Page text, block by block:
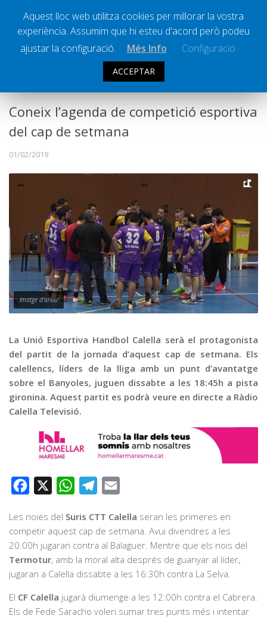
Successos
Transmissions Esportives
Pòdcasts
Vídeos
Graella
Publicitat
Contacte
Ràdio Calella Televisió
Coneix l’agenda de competició esportiva
del cap de setmana
01/02/2019
Imatge d'arxiu
La Unió Esportiva Handbol Calella serà el protagonista
del partit de la jornada d’aquest cap de setmana. Els
calellencs, líders de la lliga amb un punt d’avantatge
sobre el Banyoles, juguen dissabte a les 18:45h a pista
gironina. Aquest partit es podrà veure en directe a Ràdio
Calella Televisió.
Facebook WhatsAppTelegram
Les noies del Suris CTT Calella seran les primeres en
competir aquest cap de setmana. Avui divendres a les
20.00h jugaran contra al Balaguer. Mentre que els nois del
Termotur, amb la moral alta després de guanyar al líder,
jugaran a Calella dissabte a les 16:30h contra La Selva.
El CF Calella jugarà diumenge a les 12:00h contra el Cabrera.
Els de Fede Saracho volen sumar tres punts més i intentar
Aquest lloc web utilitza cookies per millorar la vostra
experiència. Assumim que hi esteu d'acord però podeu
ajustar la configuració.
Més Info Configuració
ACCEPTAR